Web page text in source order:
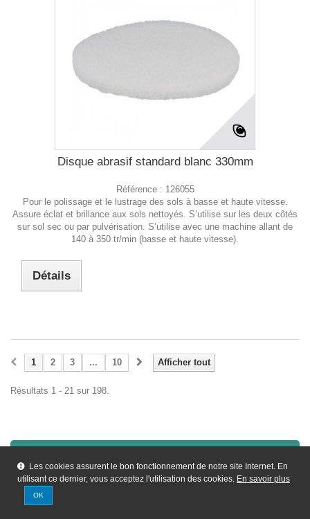
Les cookies assurent le bon fonctionnement de notre site Internet. En
utilisant ce dernier, vous acceptez l'utilisation des cookies. En savoir plus
OK
Disque abrasif standard blanc 330mm
Référence : 126055
Pour le polissage et le lustrage des sols à basse et haute vitesse.
Assure éclat et brillance aux sols nettoyés. S’utilise sur les deux côtés
sur sol sec ou par pulvérisation. S’utilise avec une machine allant de
140 à 350 tr/min (basse et haute vitesse).
Détails
Afficher tout
1 2 3 ... 10
Résultats 1 - 21 sur 198.
Abonnez-vous